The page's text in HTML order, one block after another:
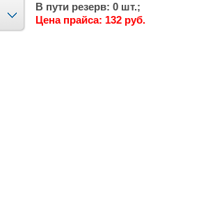
След.
В пути резерв: 0 шт.;
Цена прайса: 132 руб.